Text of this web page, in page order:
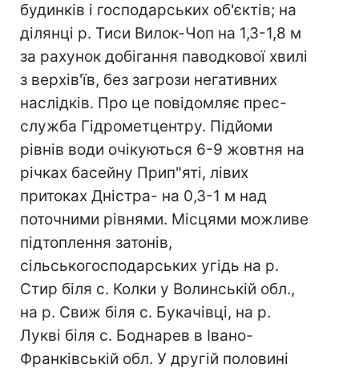
будинків і господарських об'єктів; на
ділянці р. Тиси Вилок-Чоп на 1,3-1,8 м
за рахунок добігання паводкової хвилі
з верхів'їв, без загрози негативних
наслідків. Про це повідомляє прес-
служба Гідрометцентру. Підйоми
рівнів води очікуються 6-9 жовтня на
річках басейну Прип"яті, лівих
притоках Дністра- на 0,3-1 м над
поточними рівнями. Місцями можливе
підтоплення затонів,
сільськогосподарських угідь на р.
Стир біля с. Колки у Волинській обл.,
на р. Свиж біля с. Букачівці, на р.
Лукві біля с. Боднарев в Івано-
Франківській обл. У другій половині